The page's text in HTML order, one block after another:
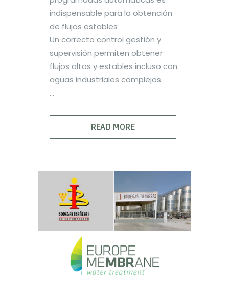
indispensable para la obtención
de flujos estables
Un correcto control gestión y
supervisión permiten obtener
flujos altos y estables incluso con
aguas industriales complejas.
...
READ MORE